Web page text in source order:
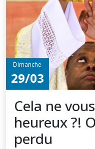
Dimanche
29/03
Cela ne
heureux ?!
perdu